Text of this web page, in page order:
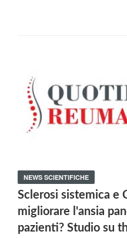
NEWS SCIENTIFICHE
Sclerosi sistemica e
migliorare l'ansia
pazienti? Studio su